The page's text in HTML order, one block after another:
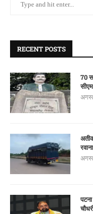
RECENT POSTS
70
सीएम